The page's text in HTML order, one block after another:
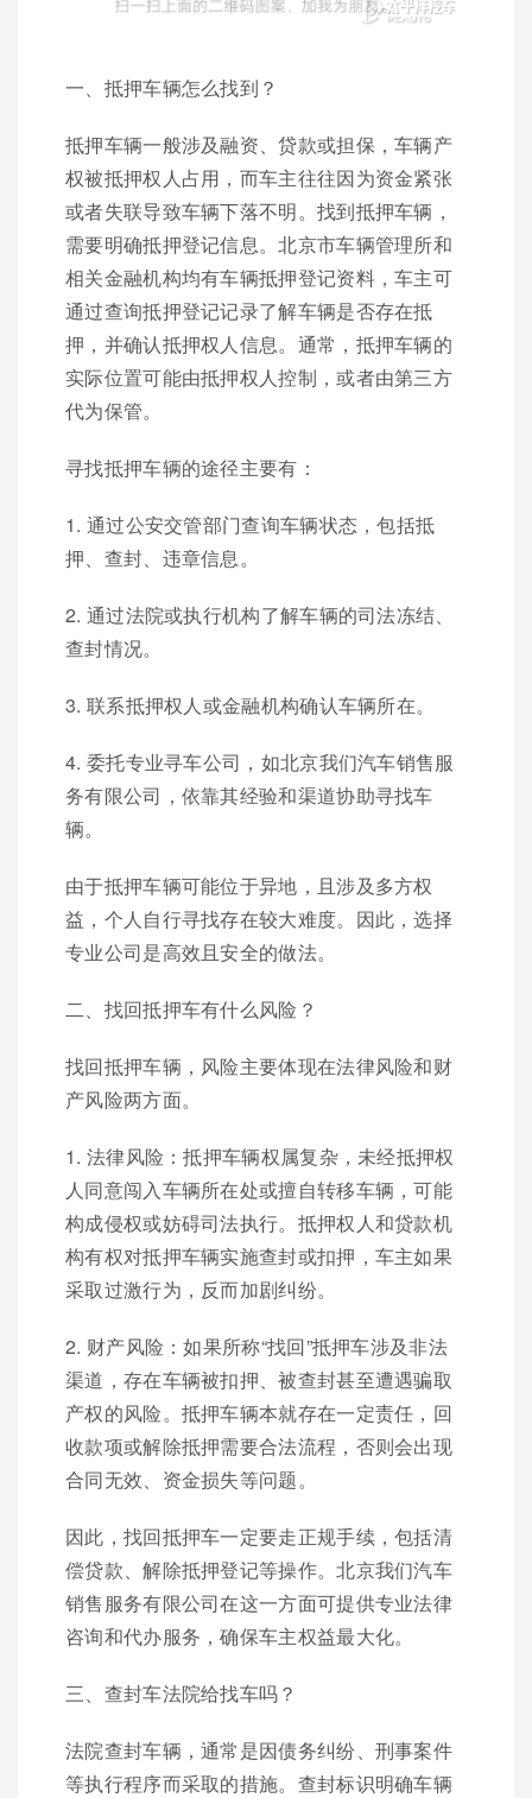
一、抵押车辆怎么找到？
抵押车辆一般涉及融资、贷款或担保，车辆产
权被抵押权人占用，而车主往往因为资金紧张
或者失联导致车辆下落不明。找到抵押车辆，
需要明确抵押登记信息。北京市车辆管理所和
相关金融机构均有车辆抵押登记资料，车主可
通过查询抵押登记记录了解车辆是否存在抵
押，并确认抵押权人信息。通常，抵押车辆的
实际位置可能由抵押权人控制，或者由第三方
代为保管。
寻找抵押车辆的途径主要有：
1. 通过公安交管部门查询车辆状态，包括抵
押、查封、违章信息。
2. 通过法院或执行机构了解车辆的司法冻结、
查封情况。
3. 联系抵押权人或金融机构确认车辆所在。
4. 委托专业寻车公司，如北京我们汽车销售服
务有限公司，依靠其经验和渠道协助寻找车
辆。
由于抵押车辆可能位于异地，且涉及多方权
益，个人自行寻找存在较大难度。因此，选择
专业公司是高效且安全的做法。
二、找回抵押车有什么风险？
找回抵押车辆，风险主要体现在法律风险和财
产风险两方面。
1. 法律风险：抵押车辆权属复杂，未经抵押权
人同意闯入车辆所在处或擅自转移车辆，可能
构成侵权或妨碍司法执行。抵押权人和贷款机
构有权对抵押车辆实施查封或扣押，车主如果
采取过激行为，反而加剧纠纷。
2. 财产风险：如果所称“找回”抵押车涉及非法
渠道，存在车辆被扣押、被查封甚至遭遇骗取
产权的风险。抵押车辆本就存在一定责任，回
收款项或解除抵押需要合法流程，否则会出现
合同无效、资金损失等问题。
因此，找回抵押车一定要走正规手续，包括清
偿贷款、解除抵押登记等操作。北京我们汽车
销售服务有限公司在这一方面可提供专业法律
咨询和代办服务，确保车主权益最大化。
三、查封车法院给找车吗？
法院查封车辆，通常是因债务纠纷、刑事案件
等执行程序而采取的措施。查封标识明确车辆